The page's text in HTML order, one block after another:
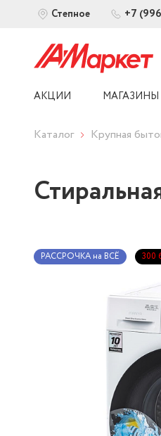
Степное +7
АКЦИИ МАГАЗИНЫ
Каталог Крупная
РАССРОЧКА на ВСЁ 300